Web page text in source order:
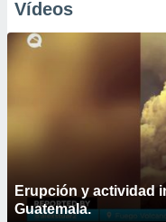
Vídeos
Erupción y actividad
Guatemala.